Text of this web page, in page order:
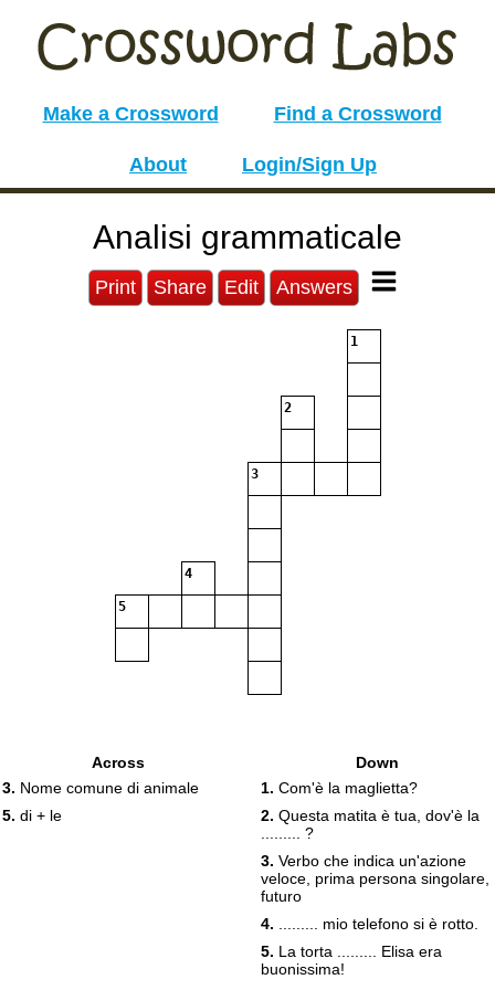
Make a Crossword Find a Crossword
About Login/Sign Up
Analisi grammaticale
Print Share Edit Answers
1
2
3
4
5
Across
3. Nome comune di animale
5. di + le
Down
1. Com'è la maglietta?
2. Questa matita è tua, dov'è la
......... ?
3. Verbo che indica un'azione
veloce, prima persona singolare,
futuro
4. ......... mio telefono si è rotto.
5. La torta ......... Elisa era
buonissima!